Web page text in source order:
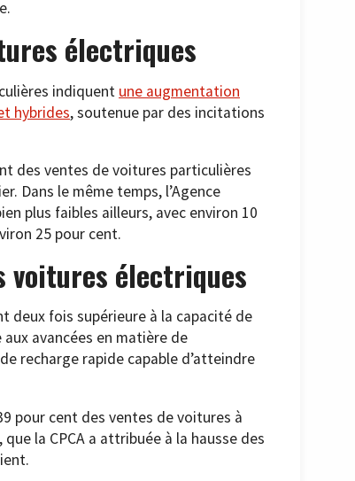
électriques
indiquent une augmentation
hybrides, soutenue par des incitations
des ventes de voitures particulières
Dans le même temps, l’Agence
plus faibles ailleurs, avec environ 10
25 pour cent.
voitures électriques
deux fois supérieure à la capacité de
avancées en matière de
recharge rapide capable d’atteindre
pour cent des ventes de voitures à
la CPCA a attribuée à la hausse des